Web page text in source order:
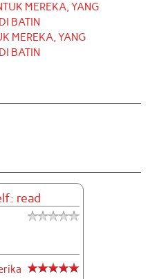
MEREKA, YANG
BATIN
MEREKA, YANG
BATIN
read